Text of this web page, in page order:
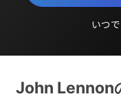
いつ
John Lennon